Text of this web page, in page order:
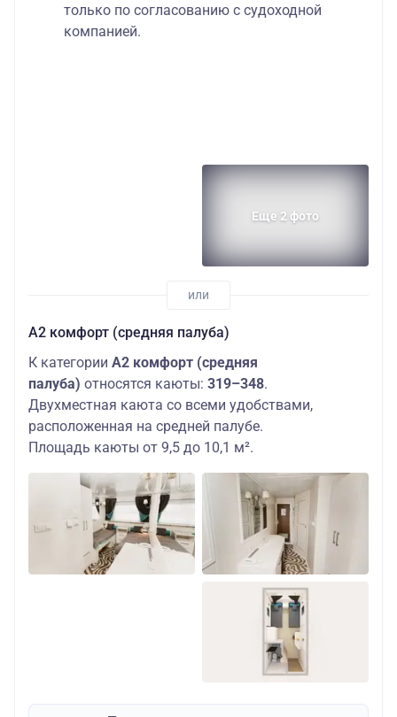
только по согласованию с судоходной
компанией.
Еще 2 фото
А2 комфорт (средняя палуба)
К категории А2 комфорт (средняя
палуба) относятся каюты: 319–348.
Двухместная каюта со всеми удобствами,
расположенная на средней палубе.
Площадь каюты от 9,5 до 10,1 м².